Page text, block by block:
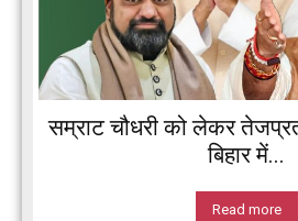
सम्राट चौधरी को लेकर
बिहार में...
Read more